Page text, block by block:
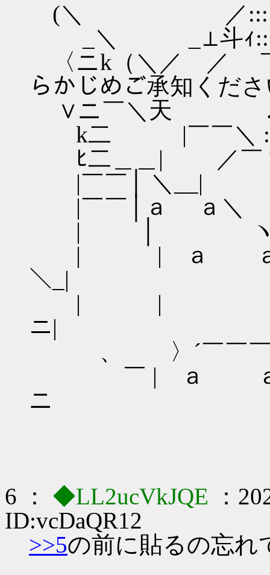
(＼ ／:::::天::::
ゝ_＼ _⊥斗ｨ
〈ニk（＼／ ／
らかじめご承知くだ
∨ニ￣＼天 ..:!ﾆ
k二 |￣￣＼ ::::|
ﾋ二＿＿| ／￣ 寸
|￣￣│ ＼__| ヽ
|￣￣│ａ ａ＼
| │ ヽ ￣
| | ａ
＼_|
| | ＼
ニ|
、 〉´￣￣￣
￣ | ａ
ニ
6 ： ◆LL2ucVkJQE
：
ID:vcDaQR12
>>5の前に貼るの忘れ